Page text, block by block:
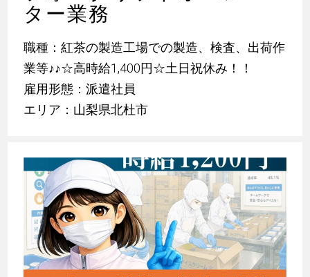
ター業務
職種：紅茶の製造工場での製造、検査、出荷作
業等♪♪☆高時給1,400円☆土日祝休み！！
雇用形態：派遣社員
エリア：山梨県北杜市